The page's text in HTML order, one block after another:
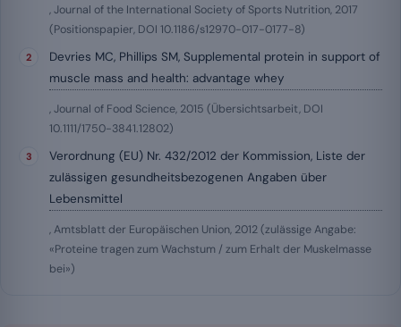
, Journal of the International Society of Sports Nutrition, 2017
(Positionspapier, DOI 10.1186/s12970-017-0177-8)
Devries MC, Phillips SM, Supplemental protein in support of
muscle mass and health: advantage whey
, Journal of Food Science, 2015 (Übersichtsarbeit, DOI
10.1111/1750-3841.12802)
Verordnung (EU) Nr. 432/2012 der Kommission, Liste der
zulässigen gesundheitsbezogenen Angaben über
Lebensmittel
, Amtsblatt der Europäischen Union, 2012 (zulässige Angabe:
«Proteine tragen zum Wachstum / zum Erhalt der Muskelmasse
bei»)